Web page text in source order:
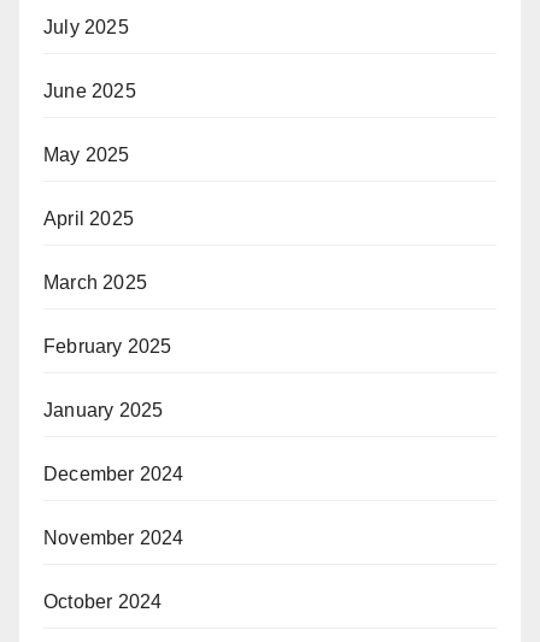
July 2025
June 2025
May 2025
April 2025
March 2025
February 2025
January 2025
December 2024
November 2024
October 2024